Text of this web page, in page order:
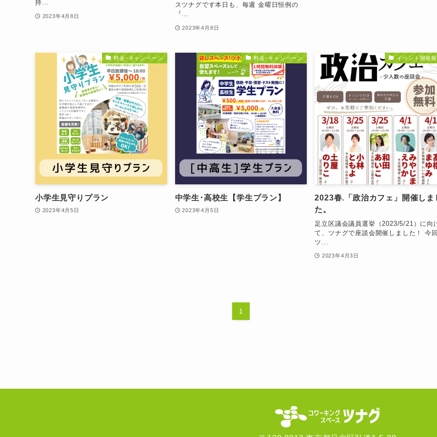
持...
2023年4月8日
スツナグです本日も、毎週 金曜日恒例の
『...
2023年4月8日
料金･キャンペーン
小学生見守りプラン
2023年4月5日
料金･キャンペーン
中学生･高校生【学生プラン】
2023年4月5日
イベント開催
2023春.「政治カフェ」開催しま
た。
足立区議会議員選挙（2023/5/21）に向
て、ツナグで座談会開催しました！ 今
ツ...
2023年4月3日
1